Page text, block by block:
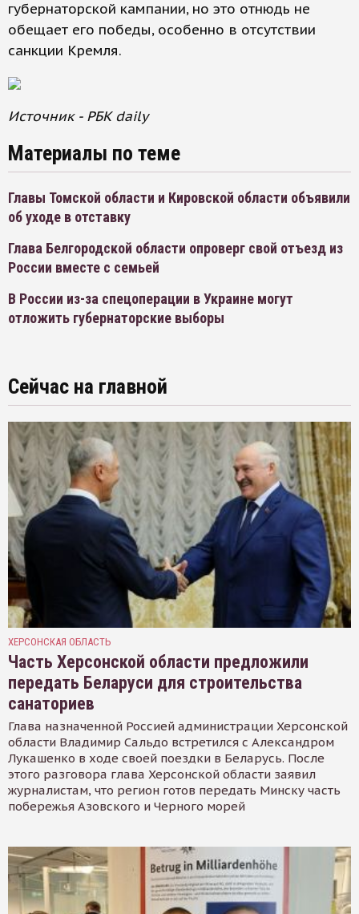
губернаторской кампании, но это отнюдь не
обещает его победы, особенно в отсутствии
санкции Кремля.
Источник - РБК daily
Материалы по теме
Главы Томской области и Кировской области объявили
об уходе в отставку
Глава Белгородской области опроверг свой отъезд из
России вместе с семьей
В России из-за спецоперации в Украине могут
отложить губернаторские выборы
Сейчас на главной
ХЕРСОНСКАЯ ОБЛАСТЬ
Часть Херсонской области предложили
передать Беларуси для строительства
санаториев
Глава назначенной Россией администрации Херсонской
области Владимир Сальдо встретился с Александром
Лукашенко в ходе своей поездки в Беларусь. После
этого разговора глава Херсонской области заявил
журналистам, что регион готов передать Минску часть
побережья Азовского и Черного морей